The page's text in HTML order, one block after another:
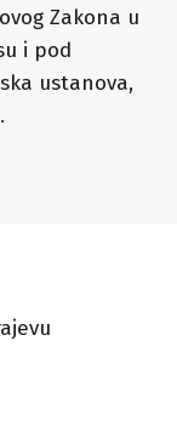
Zakona u
i pod
ustanova,